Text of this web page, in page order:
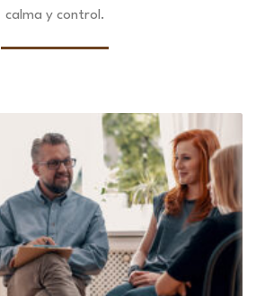
calma y control.